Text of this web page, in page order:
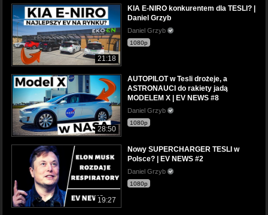
21:18
KIA E-NIRO konkurentem dla TESLI? |
Daniel Grzyb
Daniel Grzyb
1080p
28:50
AUTOPILOT w Tesli drożeje, a
ASTRONAUCI do rakiety jadą
MODELEM X | EV NEWS #8
Daniel Grzyb
1080p
19:27
Nowy SUPERCHARGER TESLI w
Polsce? | EV NEWS #2
Daniel Grzyb
1080p